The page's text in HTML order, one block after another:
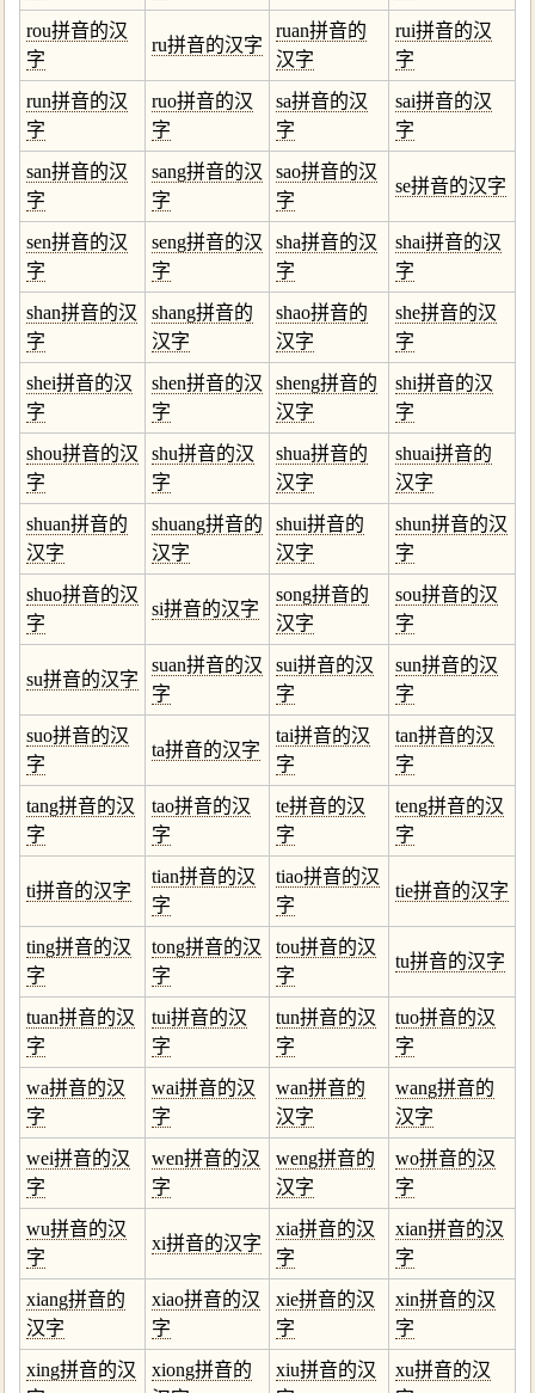
rou拼音的汉
字
ru拼音的汉字
ruan拼音的
汉字
rui拼音的汉
字
run拼音的汉
字
ruo拼音的汉
字
sa拼音的汉
字
sai拼音的汉
字
san拼音的汉
字
sang拼音的汉
字
sao拼音的汉
字
se拼音的汉字
sen拼音的汉
字
seng拼音的汉
字
sha拼音的汉
字
shai拼音的汉
字
shan拼音的汉
字
shang拼音的
汉字
shao拼音的
汉字
she拼音的汉
字
shei拼音的汉
字
shen拼音的汉
字
sheng拼音的
汉字
shi拼音的汉
字
shou拼音的汉
字
shu拼音的汉
字
shua拼音的
汉字
shuai拼音的
汉字
shuan拼音的
汉字
shuang拼音的
汉字
shui拼音的
汉字
shun拼音的汉
字
shuo拼音的汉
字
si拼音的汉字
song拼音的
汉字
sou拼音的汉
字
su拼音的汉字
suan拼音的汉
字
sui拼音的汉
字
sun拼音的汉
字
suo拼音的汉
字
ta拼音的汉字
tai拼音的汉
字
tan拼音的汉
字
tang拼音的汉
字
tao拼音的汉
字
te拼音的汉
字
teng拼音的汉
字
ti拼音的汉字
tian拼音的汉
字
tiao拼音的汉
字
tie拼音的汉字
ting拼音的汉
字
tong拼音的汉
字
tou拼音的汉
字
tu拼音的汉字
tuan拼音的汉
字
tui拼音的汉
字
tun拼音的汉
字
tuo拼音的汉
字
wa拼音的汉
字
wai拼音的汉
字
wan拼音的
汉字
wang拼音的
汉字
wei拼音的汉
字
wen拼音的汉
字
weng拼音的
汉字
wo拼音的汉
字
wu拼音的汉
字
xi拼音的汉字
xia拼音的汉
字
xian拼音的汉
字
xiang拼音的
汉字
xiao拼音的汉
字
xie拼音的汉
字
xin拼音的汉
字
xing拼音的汉
xiong拼音的
xiu拼音的汉
xu拼音的汉